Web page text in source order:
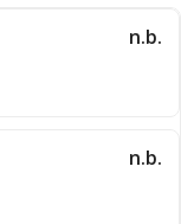
n.b.
n.b.